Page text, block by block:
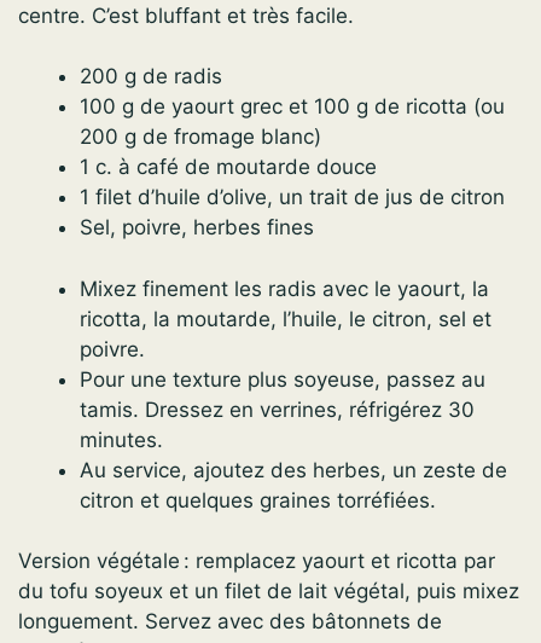
centre. C’est bluffant et très facile.
200 g de radis
100 g de yaourt grec et 100 g de ricotta (ou
200 g de fromage blanc)
1 c. à café de moutarde douce
1 filet d’huile d’olive, un trait de jus de citron
Sel, poivre, herbes fines
Mixez finement les radis avec le yaourt, la
ricotta, la moutarde, l’huile, le citron, sel et
poivre.
Pour une texture plus soyeuse, passez au
tamis. Dressez en verrines, réfrigérez 30
minutes.
Au service, ajoutez des herbes, un zeste de
citron et quelques graines torréfiées.
Version végétale : remplacez yaourt et ricotta par
du tofu soyeux et un filet de lait végétal, puis mixez
longuement. Servez avec des bâtonnets de